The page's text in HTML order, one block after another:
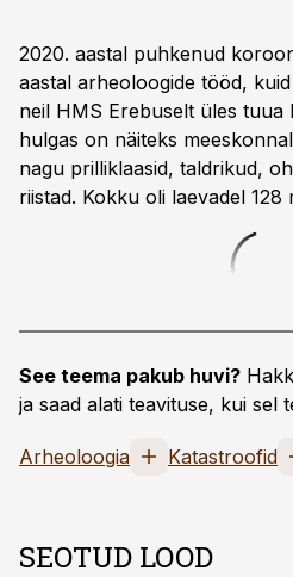
2020. aastal puhkenud
aastal arheoloogide tööd,
neil HMS Erebuselt üles tuua
hulgas on näiteks
nagu prilli­klaasid, taldrikud,
riistad. Kokku oli laevadel 128
See teema pakub huvi?
ja saad alati teavituse, kui sel
Arheoloogia Katastroofid
SEOTUD LOOD